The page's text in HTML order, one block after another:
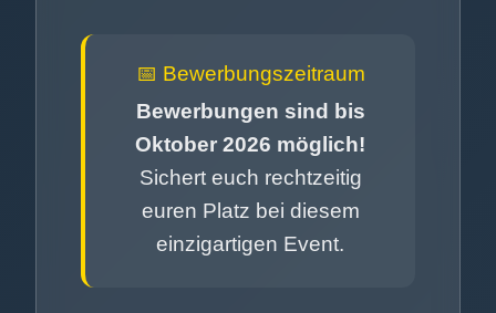
📅 Bewerbungszeitraum
Bewerbungen sind bis
Oktober 2026 möglich!
Sichert euch rechtzeitig
euren Platz bei diesem
einzigartigen Event.